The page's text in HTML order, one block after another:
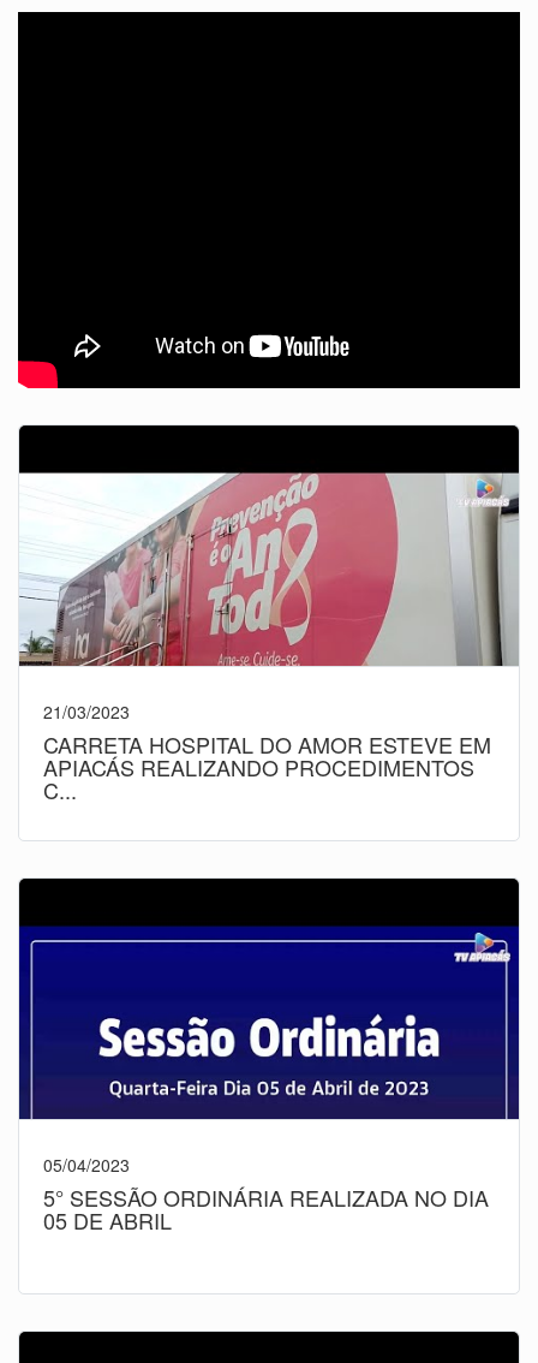
21/03/2023
CARRETA HOSPITAL DO AMOR ESTEVE EM
APIACÁS REALIZANDO PROCEDIMENTOS
C...
05/04/2023
5° SESSÃO ORDINÁRIA REALIZADA NO DIA
05 DE ABRIL